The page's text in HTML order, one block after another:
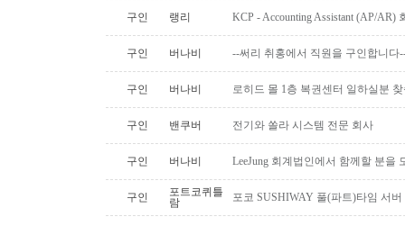
구인 랭리 KCP - Accounting Assistant (AP/
구인 버나비 --써리 취홍에서 직원을 구인합니다
구인 버나비 로히드 몰 1층 복권센터 일하실분
구인 밴쿠버 전기와 쏠라 시스템 전문 회사
구인 버나비 LeeJung 회계법인에서 함께할 분을
구인
포트코퀴틀
람
포코 SUSHIWAY 풀(파트)타임 서버